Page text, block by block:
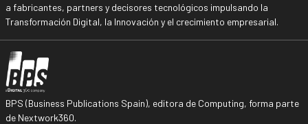
a fabricantes, partners y decisores tecnológicos impulsando la
Transformación Digital, la Innovación y el crecimiento empresarial.
BPS (Business Publications Spain), editora de Computing, forma parte
de Nextwork360.